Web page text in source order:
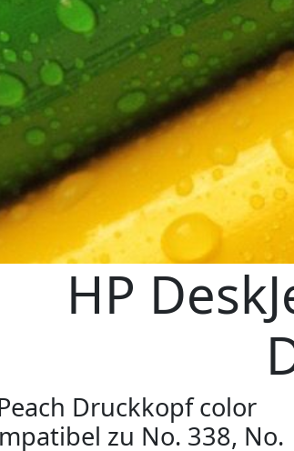
HP
Druckkopf color
zu No. 338, No.